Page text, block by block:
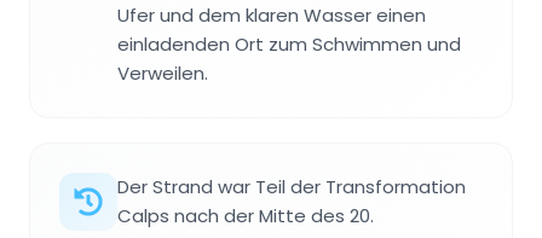
Ufer und dem klaren Wasser einen
einladenden Ort zum Schwimmen und
Verweilen.
Der Strand war Teil der Transformation
Calps nach der Mitte des 20.